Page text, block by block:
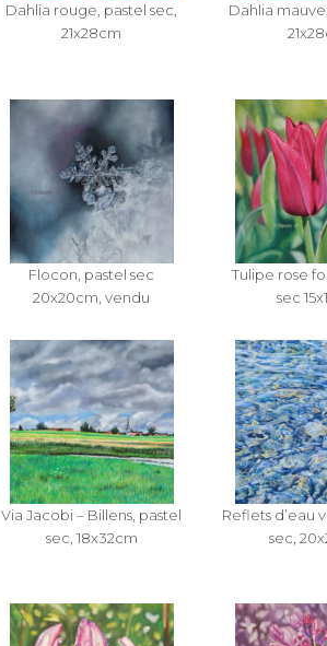
Dahlia rouge, pastel sec,
21x28cm
Dahlia
Flocon, pastel sec
20x20cm, vendu
Tulipe rose
sec
Via Jacobi – Billens, pastel
sec, 18x32cm
Reflets d’eau
sec,